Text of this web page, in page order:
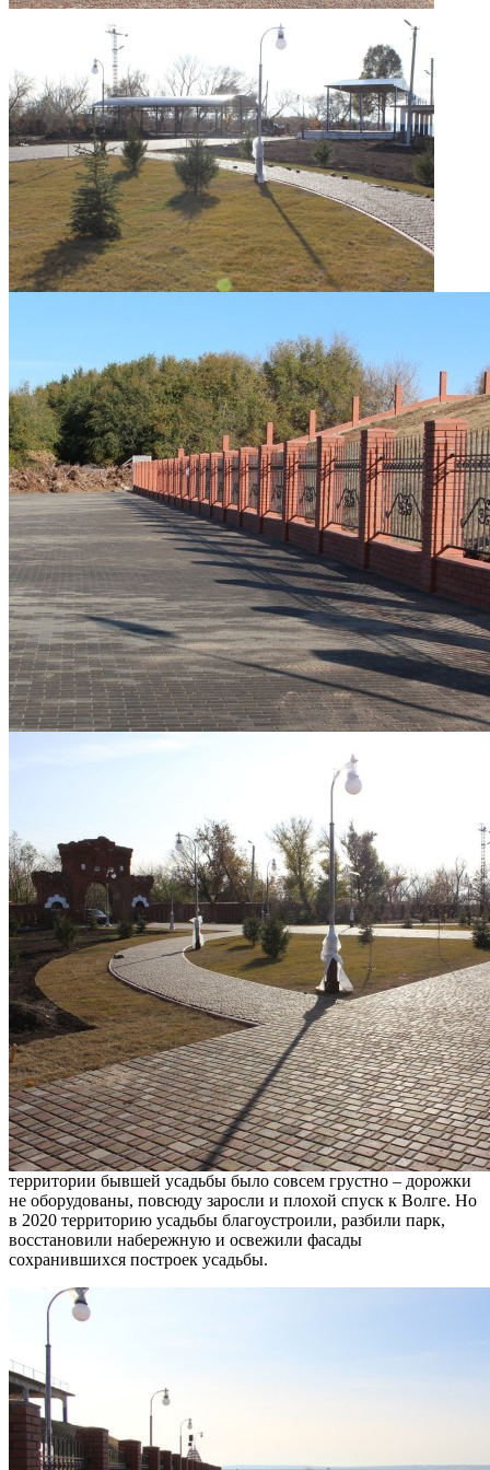
территории бывшей усадьбы было совсем грустно – дорожки
не оборудованы, повсюду заросли и плохой спуск к Волге. Но
в 2020 территорию усадьбы благоустроили, разбили парк,
восстановили набережную и освежили фасады
сохранившихся построек усадьбы.